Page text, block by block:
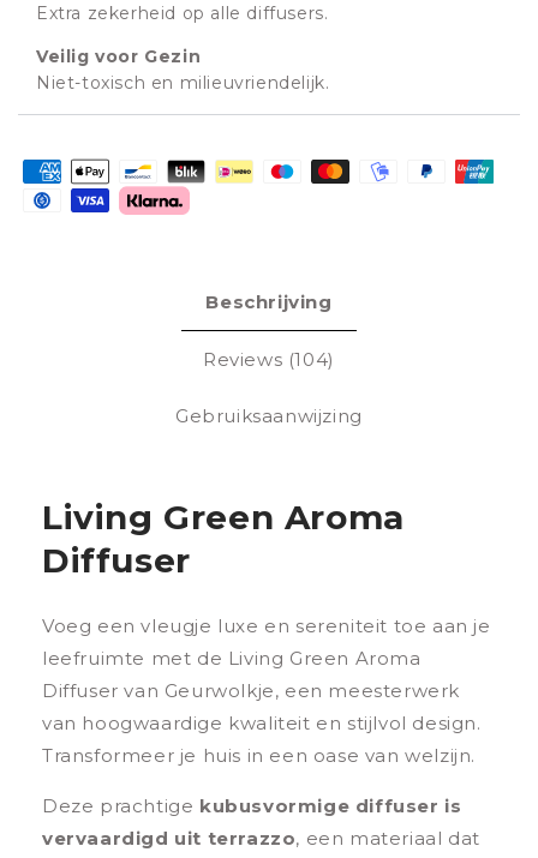
Extra zekerheid op alle diffusers.
Veilig voor Gezin
Niet-toxisch en milieuvriendelijk.
Betaalmethoden
Beschrijving
Reviews (104)
Gebruiksaanwijzing
Living Green Aroma
Diffuser
Voeg een vleugje luxe en sereniteit toe aan je
leefruimte met de Living Green Aroma
Diffuser van Geurwolkje, een meesterwerk
van hoogwaardige kwaliteit en stijlvol design.
Transformeer je huis in een oase van welzijn.
Deze prachtige kubusvormige diffuser is
vervaardigd uit terrazzo, een materiaal dat